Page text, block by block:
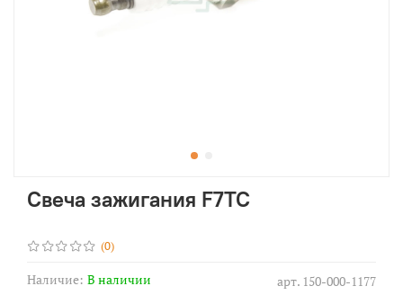
(0)
арт. 150-000-1177
Наличие: В наличии
Свеча зажигания F7TC